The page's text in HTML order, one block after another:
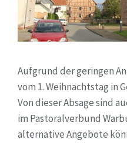
Aufgrund der geringen
vom 1. Weihnachtstag in
Von dieser Absage sind
im Pastoralverbund
alternative Angebote